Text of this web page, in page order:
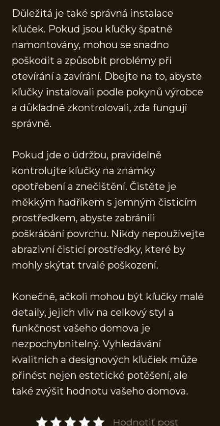
Důležitá je také správná instalace
kľuček. Pokud jsou kľučky špatně
namontovány, mohou se snadno
poškodit a způsobit problémy při
otevírání a zavírání. Dbejte na to, abyste
kľučky instalovali podle pokynů výrobce
a důkladně zkontrolovali, zda fungují
správně.
Pokud jde o údržbu, pravidelně
kontrolujte kľučky na známky
opotřebení a znečištění. Čistěte je
měkkým hadříkem s jemným čisticím
prostředkem, abyste zabránili
poškrábání povrchu. Nikdy nepoužívejte
abrazivní čisticí prostředky, které by
mohly skýtat trvalé poškození.
Konečně, ačkoli mohou být kľučky malé
detaily, jejich vliv na celkový styl a
funkčnost vašeho domova je
nezpochybnitelný. Vyhledávání
kvalitních a designových kľučiek může
přinést nejen estetické potěšení, ale
také zvýšit hodnotu vašeho domova.
Hodnotiť post